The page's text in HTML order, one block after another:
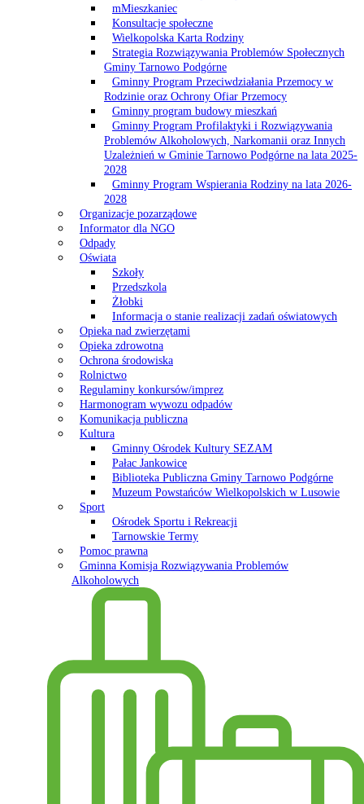
mMieszkaniec
Konsultacje społeczne
Wielkopolska Karta Rodziny
Strategia Rozwiązywania Problemów Społecznych
Gminy Tarnowo Podgórne
Gminny Program Przeciwdziałania Przemocy w
Rodzinie oraz Ochrony Ofiar Przemocy
Gminny program budowy mieszkań
Gminny Program Profilaktyki i Rozwiązywania
Problemów Alkoholowych, Narkomanii oraz Innych
Uzależnień w Gminie Tarnowo Podgórne na lata 2025-
2028
Gminny Program Wspierania Rodziny na lata 2026-
2028
Organizacje pozarządowe
Informator dla NGO
Odpady
Oświata
Szkoły
Przedszkola
Żłobki
Informacja o stanie realizacji zadań oświatowych
Opieka nad zwierzętami
Opieka zdrowotna
Ochrona środowiska
Rolnictwo
Regulaminy konkursów/imprez
Harmonogram wywozu odpadów
Komunikacja publiczna
Kultura
Gminny Ośrodek Kultury SEZAM
Pałac Jankowice
Biblioteka Publiczna Gminy Tarnowo Podgórne
Muzeum Powstańców Wielkopolskich w Lusowie
Sport
Ośrodek Sportu i Rekreacji
Tarnowskie Termy
Pomoc prawna
Gminna Komisja Rozwiązywania Problemów
Alkoholowych